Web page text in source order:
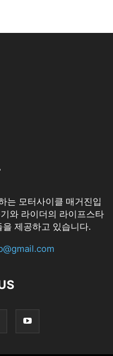
는 모터사이클 매거진입
와 라이더의 라이프스타
제공하고 있습니다.